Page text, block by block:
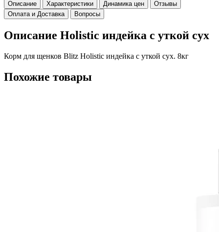
Описание Характеристики Динамика цен
Отзывы
Оплата и Доставка
Вопросы
Описание Holistic индейка с уткой сух
Корм для щенков Blitz Holistic индейка с уткой сух. 8кг
Похожие товары